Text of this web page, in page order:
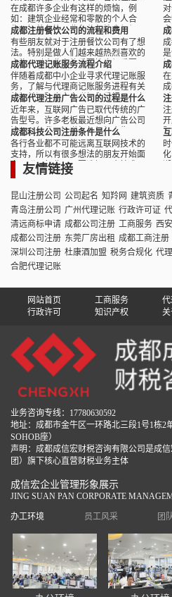
在成都许多企业有这样的烦恼，例
如：建筑企业经常和零散的个人合
作，把劳务施工业务分包给班组组
长，但是班组组长对税务的认知度较
低，并没有营业执照，常常无法...
成都注册餐饮公司的流程和费用
有些朋友就对于注册餐饮公司有了想
法。特别是做人们越来越热烈喜欢的
食物，对企业家的重要性也很重要。
接下来，本文将提供成都注册餐饮公
司的流程和费用的具体描...
成都代理记账服务流程介绍
伴随着成都中小企业寻求代理记账服
务，了解与代理商记账服务进程有关
的相关问题也大家附加和重视。那么
小编就来讲解成都代理记账服务流程
介绍，看流程究竟是什么?
成都代理注册广告公司的过程是什么
近年来，互联网广告已取代传统的广
告型号。许多老板最近想向广告公司
注册，但我不知道如何组织广告公司
注册过程，所以我会问小编该怎么
办。成都代理注册广告公司...
成都科技公司注册条件是什么
各行各业都不可能远离互联网技术的
支持，所以有很多想法的朋友开始面
向互联网行业，只要选择一个技术公
司来实现自己的梦想。但是，请大家
友情链接
昆山注册公司 公司起名 知羚网 建筑资质
青岛注册公司 广州代理记账 行政许可证
清远商标申请 成都公司注册 工商服务 西
成都公司注册 东莞厂房出租 成都工商注册
深圳公司注册 杜康酒加盟 税务合规化 代
合肥代理记账
网站首页 工商服务
行政许可
知识产权 关
业务咨询专线：17780630592
地址：成都市金牛区一环路北三段1号1栋2
SOHOB座）
声明：成都成信宏财税咨询有限公司是成
团）旗下核心直营财税业务主体
成信宏企业管理形象展示
JING SUAN PAN CORPORATE
办工环境 员工风采 团